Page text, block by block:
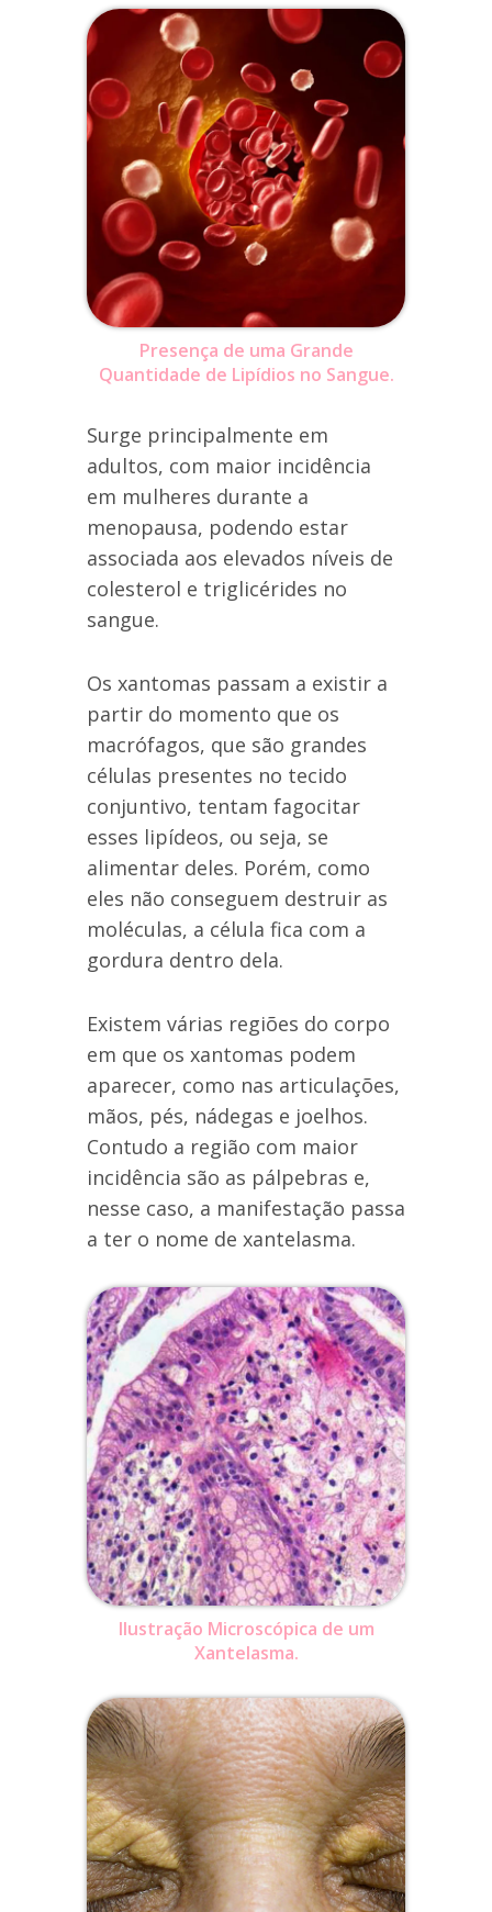
Presença de uma Grande
Quantidade de Lipídios no Sangue.
Surge principalmente em
adultos, com maior incidência
em mulheres durante a
menopausa, podendo estar
associada aos elevados níveis de
colesterol e triglicérides no
sangue.
Os xantomas passam a existir a
partir do momento que os
macrófagos, que são grandes
células presentes no tecido
conjuntivo, tentam fagocitar
esses lipídeos, ou seja, se
alimentar deles. Porém, como
eles não conseguem destruir as
moléculas, a célula fica com a
gordura dentro dela.
Existem várias regiões do corpo
em que os xantomas podem
aparecer, como nas articulações,
mãos, pés, nádegas e joelhos.
Contudo a região com maior
incidência são as pálpebras e,
nesse caso, a manifestação passa
a ter o nome de xantelasma.
Ilustração Microscópica de um
Xantelasma.